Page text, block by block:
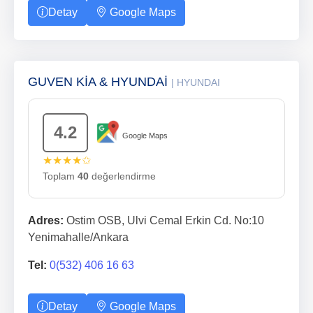
Detay Google Maps
GUVEN KİA & HYUNDAİ | HYUNDAI
4.2 Google Maps
★★★★✩
Toplam 40 değerlendirme
Adres: Ostim OSB, Ulvi Cemal Erkin Cd. No:10
Yenimahalle/Ankara
Tel: 0(532) 406 16 63
Detay Google Maps